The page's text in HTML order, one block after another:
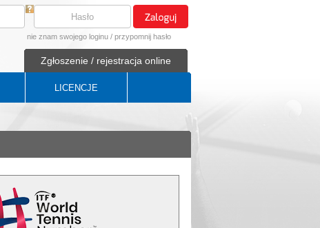
nie znam swojego loginu / przypomnij hasło
Zgłoszenie / rejestracja online
LICENCJE